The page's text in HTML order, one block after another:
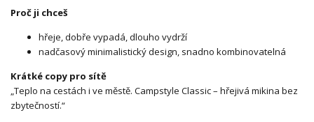
Proč ji chceš
hřeje, dobře vypadá, dlouho vydrží
nadčasový minimalistický design, snadno kombinovatelná
Krátké copy pro sítě
„Teplo na cestách i ve městě. Campstyle Classic – hřejivá mikina bez
zbytečností.“